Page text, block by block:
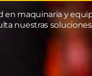
en maquinaria y
nuestras soluciones